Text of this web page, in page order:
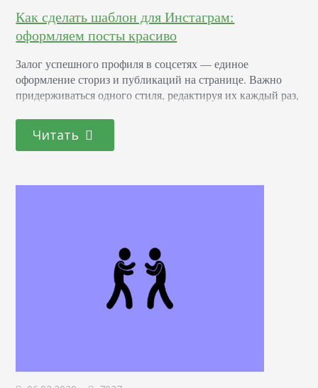
Как сделать шаблон для Инстаграм:
оформляем посты красиво
Залог успешного профиля в соцсетях — единое
оформление сториз и публикаций на странице. Важно
придерживаться одного стиля, редактируя их каждый раз,
шаблон для постов в Инстаграм самостоятельно. Где
используются и для чего нужны Сначала определимся,
изображения, которые являются основой…
Читать